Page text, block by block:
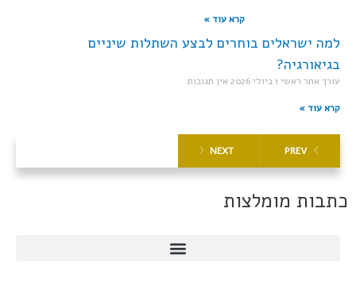
קרא עוד »
למה ישראלים בוחרים לבצע השתלות שיניים
בגיאורגיה?
עורך אתר ראשי 1 ביולי 2026 אין תגובות
קרא עוד »
PREV
NEXT
כתבות מומלצות